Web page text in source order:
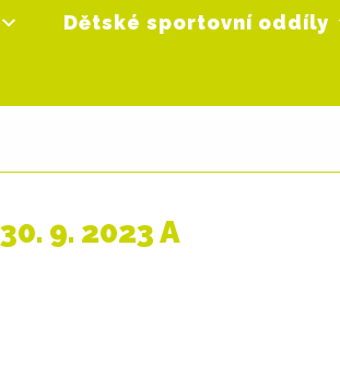
Dětské sportovní oddíly
9. 2023 A